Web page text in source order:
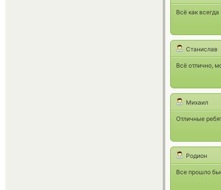
Всё как
Станислав
Всё отлично,
Михаил
Отличные
Родион
Все прошло